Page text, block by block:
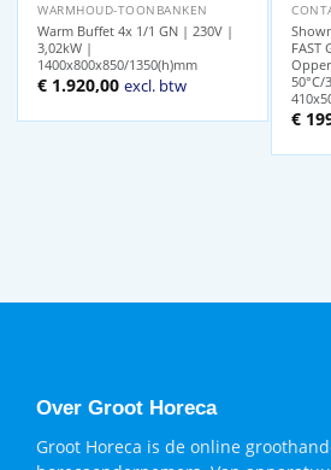
WARMHOUD-TOONBANKEN
Warm Buffet 4x 1/1 GN | 230V |
3,02kW |
1400x800x850/1350(h)mm
€ 1.920,00 excl. btw
FAST
50°C/
prijs
was:
€
Over Groot Horeca
Groot Horeca is de online